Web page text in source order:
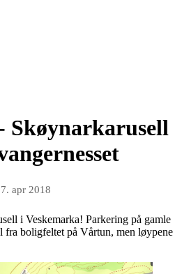
Skøynarkarusell
apr 2018
i Veskemarka! Parkering på gamle
fra boligfeltet på Vårtun, men løypene